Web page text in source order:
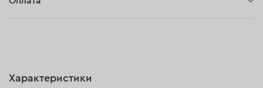
Оплата на розрахунковий рахунок (Традиційний переказ)
Характеристики